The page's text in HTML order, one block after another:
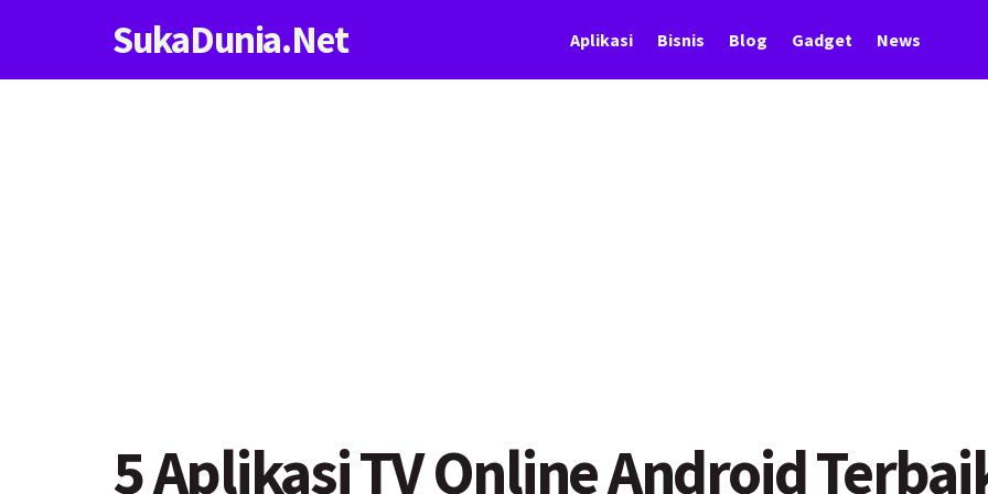
SukaDunia.Net Aplikasi Bisnis Blog Gadget News
5 Aplikasi TV Online Android